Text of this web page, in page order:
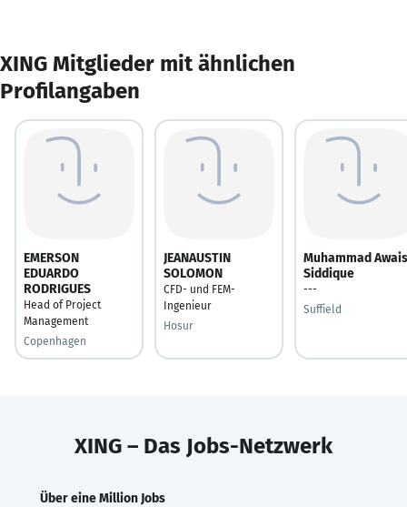
XING Mitglieder mit ähnlichen
Profilangaben
EMERSON
EDUARDO
RODRIGUES
Head of Project
Management
Copenhagen
JEANAUSTIN
SOLOMON
CFD- und FEM-
Ingenieur
Hosur
Muhammad Awais
Siddique
---
Suffield
XING – Das Jobs-Netzwerk
Über eine Million Jobs